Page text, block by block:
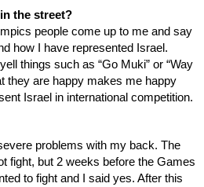
the street?
people come up to me and say
how I have represented Israel.
things such as “Go Muki” or “Way
they are happy makes me happy
Israel in international competition.
problems with my back. The
fight, but 2 weeks before the Games
to fight and I said yes. After this